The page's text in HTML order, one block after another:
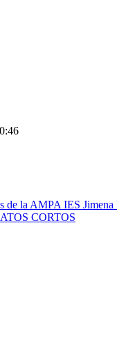
de la AMPA IES
CORTOS